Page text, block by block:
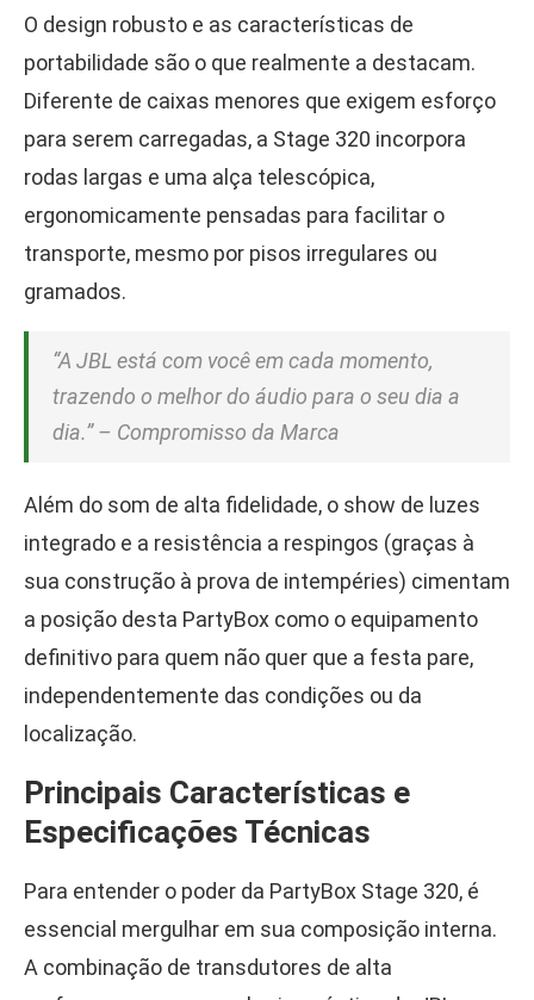
O design robusto e as características de
portabilidade são o que realmente a destacam.
Diferente de caixas menores que exigem esforço
para serem carregadas, a Stage 320 incorpora
rodas largas e uma alça telescópica,
ergonomicamente pensadas para facilitar o
transporte, mesmo por pisos irregulares ou
gramados.
“A JBL está com você em cada momento,
trazendo o melhor do áudio para o seu dia a
dia.” – Compromisso da Marca
Além do som de alta fidelidade, o show de luzes
integrado e a resistência a respingos (graças à
sua construção à prova de intempéries) cimentam
a posição desta PartyBox como o equipamento
definitivo para quem não quer que a festa pare,
independentemente das condições ou da
localização.
Principais Características e
Especificações Técnicas
Para entender o poder da PartyBox Stage 320, é
essencial mergulhar em sua composição interna.
A combinação de transdutores de alta